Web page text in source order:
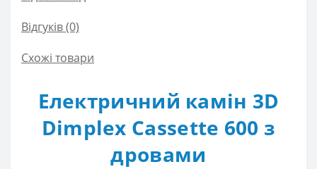
Відгуків (0)
Схожі товари
Електричний камін 3D
Dimplex Cassette 600 з
дровами